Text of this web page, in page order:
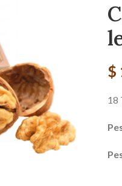
$
18